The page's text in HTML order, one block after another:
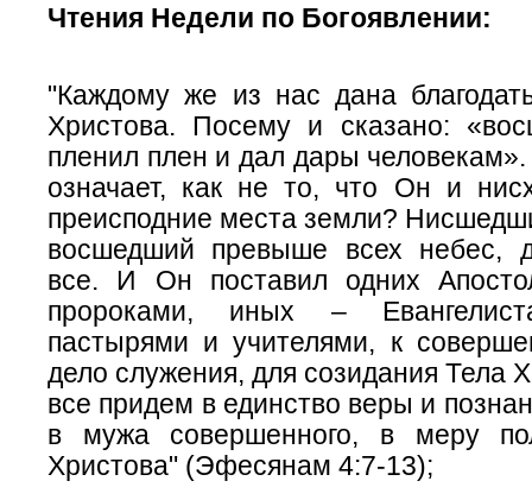
Чтения Недели по Богоявлении:
"Каждому же из нас дана
Христова. Посему и сказано:
пленил плен и дал дары
означает, как не то, что Он и
преисподние места земли?
восшедший превыше всех небес,
все. И Он поставил одних
пророками, иных –
пастырями и учителями, к
дело служения, для созидания Тела
все придем в единство веры и
в мужа совершенного, в меру
Христова" (Эфесянам 4:7-13);